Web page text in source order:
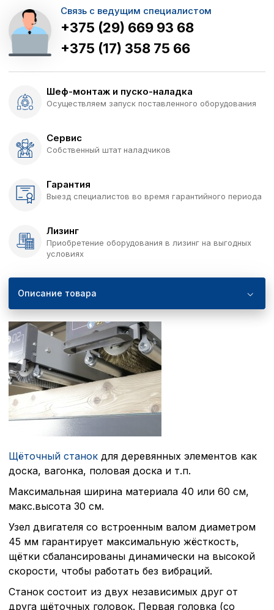
Связь с ведущим специалистом
+375 (29) 669 93 68
+375 (17) 358 75 66
Шеф-монтаж и пуско-наладка
Осуществляем запуск поставленного оборудования
Сервис
Собственный штат наладчиков
Гарантия
Выезд специалистов во время гарантийного периода
Лизинг
Приобретение оборудования в лизинг на выгодных
условиях
Описание товара
Щёточный станок для деревянных элементов как
доска, вагонка, половая доска и т.п.
Максимальная ширина материала 40 или 60 см,
макс.высота 30 см.
Узел двигателя со встроенным валом диаметром
45 мм гарантирует максимальную жёсткость,
щётки сбалансированы динамически на высокой
скорости, чтобы работать без вибраций.
Станок состоит из двух независимых друг от
друга щёточных головок. Первая головка (со